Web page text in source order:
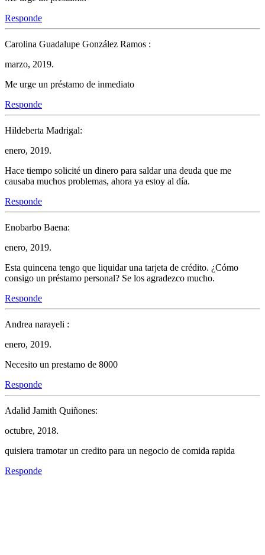
Responde
Carolina Guadalupe González Ramos :
marzo, 2019.
Me urge un préstamo de inmediato
Responde
Hildeberta Madrigal:
enero, 2019.
Hace tiempo solicité un dinero para saldar una deuda que me
causaba muchos problemas, ahora ya estoy al día.
Responde
Enobarbo Baena:
enero, 2019.
Esta quincena tengo que liquidar una tarjeta de crédito. ¿Cómo
consigo un préstamo personal? Se los agradezco mucho.
Responde
Andrea narayeli :
enero, 2019.
Necesito un prestamo de 8000
Responde
Adalid Jamith Quiñones:
octubre, 2018.
quisiera tramotar un credito para un negocio de comida rapida
Responde